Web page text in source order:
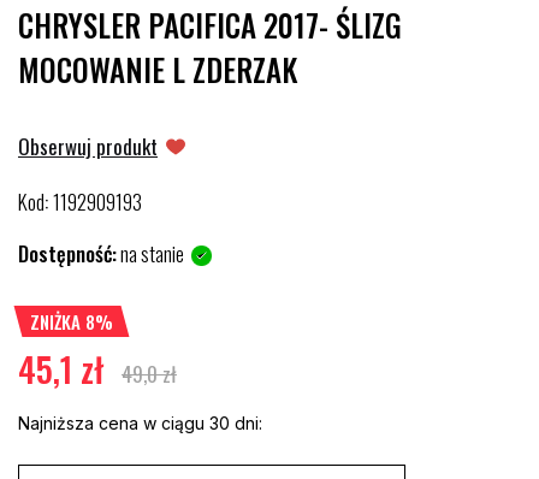
CHRYSLER PACIFICA 2017- ŚLIZG
MOCOWANIE L ZDERZAK
Obserwuj produkt
Kod:1192909193
Dostępność:na stanie
ZNIŻKA 8%
45,1 zł 49,0 zł
Najniższa cena w ciągu 30 dni: